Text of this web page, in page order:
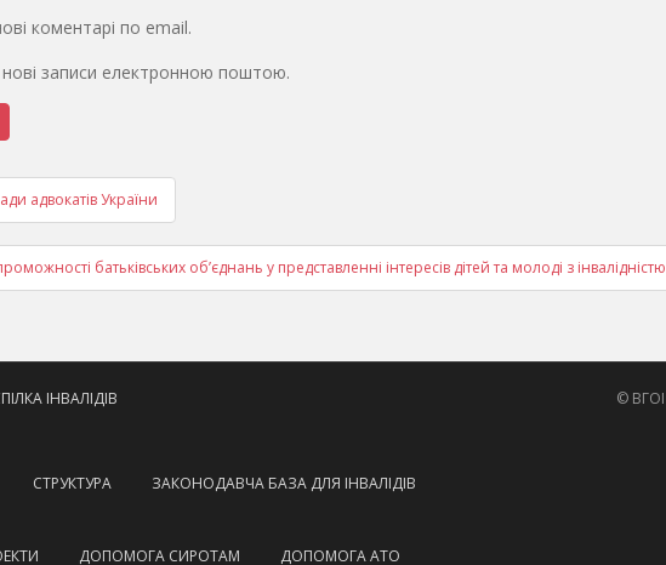
коментарі по email.
записи електронною поштою.
адвокатів України
батьківських об’єднань у представленні інтересів дітей та молоді з інвалідністю
ІНВАЛІДІВ
СТРУКТУРА
ЗАКОНОДАВЧА БАЗА ДЛЯ ІНВАЛІДІВ
ДОПОМОГА СИРОТАМ ДОПОМОГА АТО
© ВГОІ